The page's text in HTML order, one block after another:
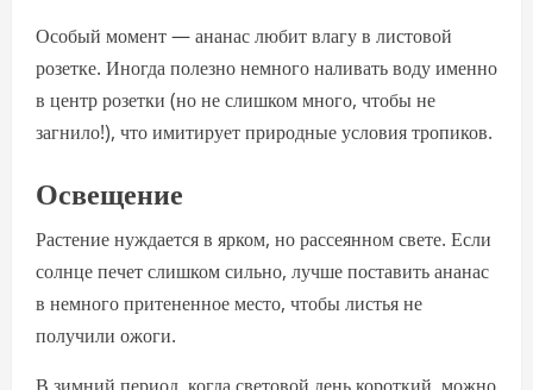
Особый момент — ананас любит влагу в листовой
розетке. Иногда полезно немного наливать воду именно
в центр розетки (но не слишком много, чтобы не
загнило!), что имитирует природные условия тропиков.
Освещение
Растение нуждается в ярком, но рассеянном свете. Если
солнце печет слишком сильно, лучше поставить ананас
в немного притененное место, чтобы листья не
получили ожоги.